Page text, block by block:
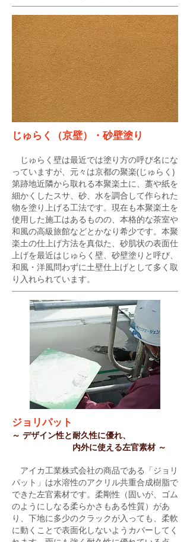
じゅらく（京壁）・砂壁塗り
じゅらく壁は最近では塗り方の呼び名にな
っていますが、元々は京都の聚楽(じゅらく)
第跡地近隣から取れる本聚楽土に、藁や紙を
細かくしたスサ、砂、水を調合して作られた
物を塗り上げる工法です。 現在も本聚楽土を
使用した施工はあるものの、本格的な茶室や
和風の高級旅館などとかなり希少です。本聚
楽土の仕上げ方法を真似た、砂肌状の表面仕
上げを最近はじゅらく壁、砂壁塗りと呼び、
和風・洋風問わずに土壁仕上げとして多く取
り入れられています。
ジョリパット
～ デザイン性と耐久性に優れ、
内外に使える左官素材 ～
アイカ工業株式会社の商品である「ジョリ
パット」は水溶性のアクリル共重合成樹脂で
できた左官素材です。柔剛性（固いが、ゴム
のようにしなる柔らかさもある性質）があ
り、下地に多少のクラックが入っても、柔軟
に動くことで表面化しないようカバーしてく